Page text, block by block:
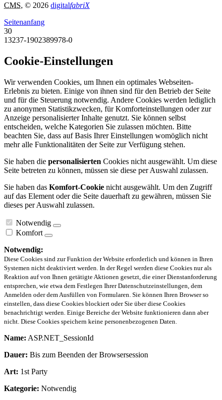
CMS, © 2026 digitalfabriX
Seitenanfang
30
13237-1902389978-0
Cookie-Einstellungen
Wir verwenden Cookies, um Ihnen ein optimales Webseiten-
Erlebnis zu bieten. Einige von ihnen sind für den Betrieb der Seite
und für die Steuerung notwendig. Andere Cookies werden lediglich
zu anonymen Statistikzwecken, für Komforteinstellungen oder zur
Anzeige personalisierter Inhalte genutzt. Sie können selbst
entscheiden, welche Kategorien Sie zulassen möchten. Bitte
beachten Sie, dass auf Basis Ihrer Einstellungen womöglich nicht
mehr alle Funktionalitäten der Seite zur Verfügung stehen.
Sie haben die personalisierten Cookies nicht ausgewählt. Um diese
Seite betreten zu können, müssen sie diese per Auswahl zulassen.
Sie haben das Komfort-Cookie nicht ausgewählt. Um den Zugriff
auf das Element oder die Seite dauerhaft zu gewähren, müssen Sie
dieses per Auswahl zulassen.
Notwendig
Komfort
Notwendig:
Diese Cookies sind zur Funktion der Website erforderlich und können in Ihren
Systemen nicht deaktiviert werden. In der Regel werden diese Cookies nur als
Reaktion auf von Ihnen getätigte Aktionen gesetzt, die einer Dienstanforderung
entsprechen, wie etwa dem Festlegen Ihrer Datenschutzeinstellungen, dem
Anmelden oder dem Ausfüllen von Formularen. Sie können Ihren Browser so
einstellen, dass diese Cookies blockiert oder Sie über diese Cookies
benachrichtigt werden. Einige Bereiche der Website funktionieren dann aber
nicht. Diese Cookies speichern keine personenbezogenen Daten.
Name: ASP.NET_SessionId
Dauer: Bis zum Beenden der Browsersession
Art: 1st Party
Kategorie: Notwendig